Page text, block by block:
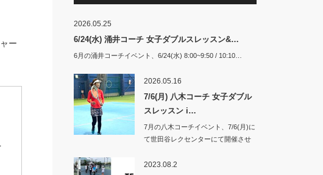
ー
2026.05.25
6/24(水) 涌井コーチ 女子ダブルスレッスン&…
6月の涌井コーチイベント、6/24(水) 8:00~9:50 / 10:10…
2026.05.16
7/6(月) 八木コーチ 女子ダブル
スレッスン i…
7月の八木コーチイベント、7/6(月)に
て世田谷レクセンターにて開催させ
2023.08.2